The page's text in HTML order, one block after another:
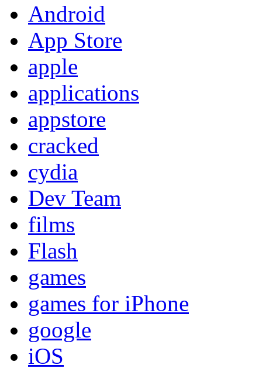
Android
App Store
apple
applications
appstore
cracked
cydia
Dev Team
films
Flash
games
games for iPhone
google
iOS